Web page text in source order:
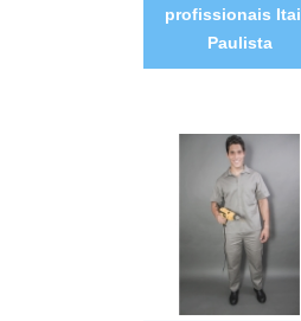
profissionais
Paulista